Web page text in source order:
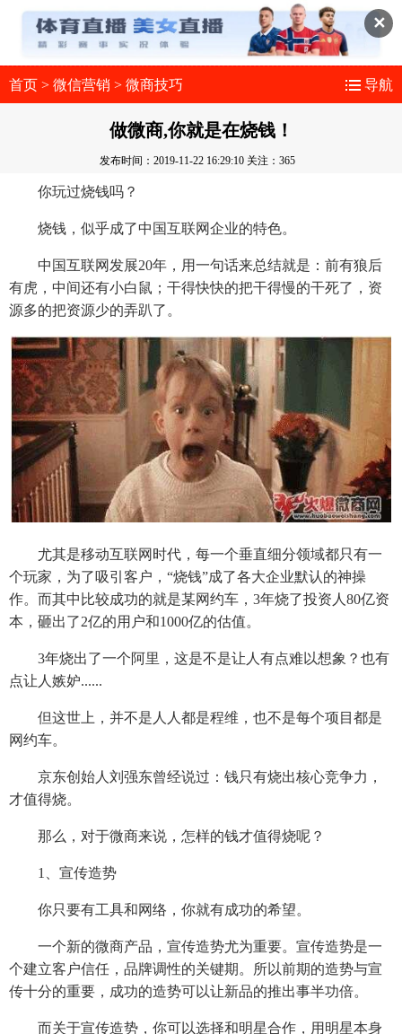
✕
首页 > 微信营销 > 微商技巧 导航
做微商,你就是在烧钱！
发布时间：2019-11-22 16:29:10 关注：365
你玩过烧钱吗？
烧钱，似乎成了中国互联网企业的特色。
中国互联网发展20年，用一句话来总结就是：前有狼后
有虎，中间还有小白鼠；干得快快的把干得慢的干死了，资
源多的把资源少的弄趴了。
尤其是移动互联网时代，每一个垂直细分领域都只有一
个玩家，为了吸引客户，“烧钱”成了各大企业默认的神操
作。而其中比较成功的就是某网约车，3年烧了投资人80亿资
本，砸出了2亿的用户和1000亿的估值。
3年烧出了一个阿里，这是不是让人有点难以想象？也有
点让人嫉妒......
但这世上，并不是人人都是程维，也不是每个项目都是
网约车。
京东创始人刘强东曾经说过：钱只有烧出核心竞争力，
才值得烧。
那么，对于微商来说，怎样的钱才值得烧呢？
1、宣传造势
你只要有工具和网络，你就有成功的希望。
一个新的微商产品，宣传造势尤为重要。宣传造势是一
个建立客户信任，品牌调性的关键期。所以前期的造势与宣
传十分的重要，成功的造势可以让新品的推出事半功倍。
而关于宣传造势，你可以选择和明星合作，用明星本身